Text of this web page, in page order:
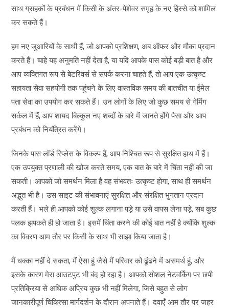
साथ ग्राहकों के प्रबंधन में किसी के अंतर-पेशेवर समूह के नए हिस्से को शामिल
कर सकते हैं।
हम नए जुआरियों के साथी हैं, जो आपको प्रशिक्षण, अब ऑफर और मौका प्रदान
करते हैं। चाहे यह अनुमति नहीं देता है, या यदि आपके पास कोई बड़ी बात है और
आप व्यक्तिगत रूप से बेटरिवर्स से संपर्क करना चाहते हैं, तो आप एक उत्कृष्ट
सहायता सेवा सहयोगी तक पहुंचने के लिए वास्तविक समय की बातचीत या ईमेल
पता सेवा का उपयोग कर सकते हैं। उन लोगों के लिए जो कुछ समय से गेमिंग
सर्कल में हैं, आप शायद बिल्कुल नए शब्दों के बारे में जानते होंगे पैसा और आप
प्रबंधन को नियंत्रित करेंगे।
जिनके पास लॉर्ड रिप्लेस के विकल्प हैं, आप निश्चित रूप से सुरक्षित हाथ में हैं।
एक उपयुक्त प्रणाली की खोज करते समय, एक बात के बारे में चिंता नहीं की जा
सकती। आपको जो समर्थन मिला है वह संभवतः उत्कृष्ट होगा, साथ ही समर्थन
अद्भुत भी है। उस साइट की संभावनाएं सुरक्षित और संरक्षित भुगतान प्रदान
करती हैं। भले ही आपको कोई शुल्क लगाना पड़े या उसे वापस लेना पड़े, सब कुछ
पलक झपकते ही हो जाता है। इसमें चिंता करने की कोई बात नहीं है क्योंकि शुल्क
का विवरण आम तौर पर किसी के साथ भी साझा किया जाता है।
मैं धक्का नहीं दे सकता, मैं ऐसा हूं जैसे मैं परिवार को ढूंढने में असमर्थ हूं, और
इसके कारण मेरा आउटपुट भी बंद हो रहा है। आपको सोशल नेटवर्किंग पर छपी
प्रतिक्रिया से अधिक अप्रिय कुछ भी नहीं मिलेगा, जिसे बहुत से लोग
जानकारीपूर्ण चिकित्सा मार्गदर्शन के दौरान अपनाते हैं। दवाएँ आम तौर पर जहर